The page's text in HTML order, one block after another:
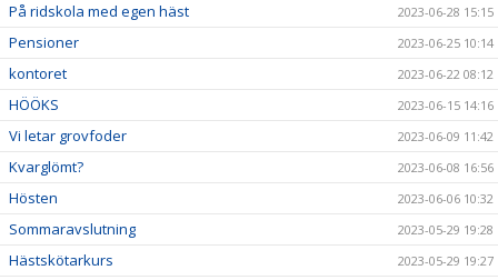
På ridskola med egen häst 2023-06-28 15:15
Pensioner 2023-06-25 10:14
kontoret 2023-06-22 08:12
HÖÖKS 2023-06-15 14:16
Vi letar grovfoder 2023-06-09 11:42
Kvarglömt? 2023-06-08 16:56
Hösten 2023-06-06 10:32
Sommaravslutning 2023-05-29 19:28
Hästskötarkurs 2023-05-29 19:27